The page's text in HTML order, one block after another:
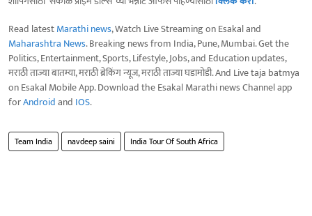
Read latestMarathi news, Watch Live Streaming on Esakal and
Maharashtra News. Breaking news from India, Pune, Mumbai. Get the
Politics, Entertainment, Sports, Lifestyle, Jobs, and Education updates,
मराठी ताज्या बातम्या, मराठी ब्रेकिंग न्यूज, मराठी ताज्या घडामोडी. And Live taja batmya
on Esakal Mobile App. Download the Esakal Marathi news Channel app
forAndroidand IOS.
Team India navdeep saini India Tour Of South Africa